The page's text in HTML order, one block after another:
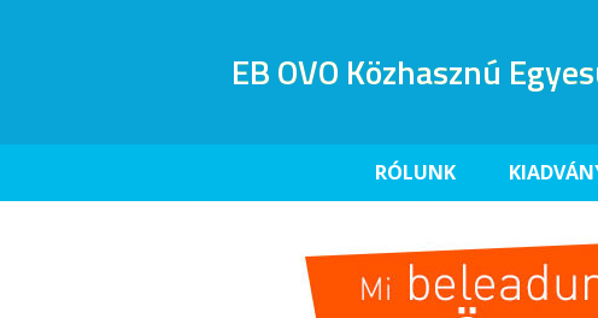
EB OVO Közhasznú
RÓLUNK